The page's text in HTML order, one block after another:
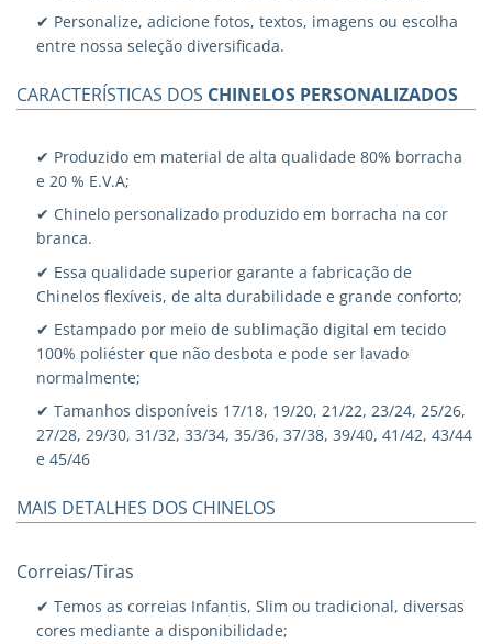
✔ Personalize, adicione fotos, textos, imagens ou escolha
entre nossa seleção diversificada.
CARACTERÍSTICAS DOS CHINELOS PERSONALIZADOS
✔ Produzido em material de alta qualidade 80% borracha
e 20 % E.V.A;
✔ Chinelo personalizado produzido em borracha na cor
branca.
✔ Essa qualidade superior garante a fabricação de
Chinelos flexíveis, de alta durabilidade e grande conforto;
✔ Estampado por meio de sublimação digital em tecido
100% poliéster que não desbota e pode ser lavado
normalmente;
✔ Tamanhos disponíveis 17/18, 19/20, 21/22, 23/24, 25/26,
27/28, 29/30, 31/32, 33/34, 35/36, 37/38, 39/40, 41/42, 43/44
e 45/46
MAIS DETALHES DOS CHINELOS
Correias/Tiras
✔ Temos as correias Infantis, Slim ou tradicional, diversas
cores mediante a disponibilidade;